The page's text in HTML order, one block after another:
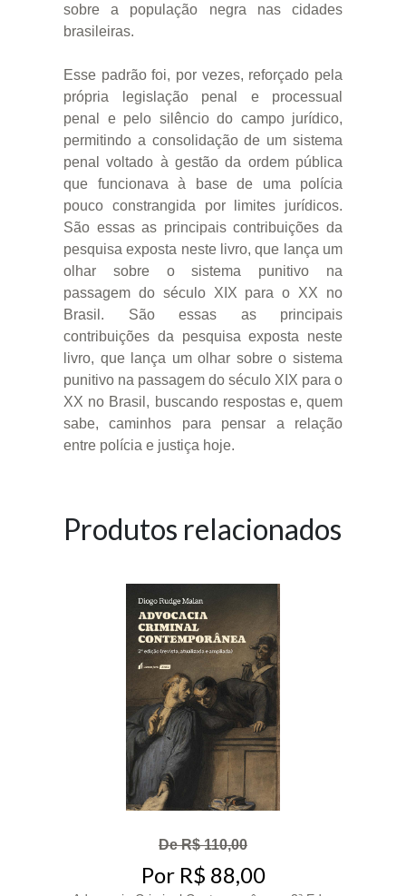
sobre a população negra nas cidades
brasileiras.
Esse padrão foi, por vezes, reforçado pela
própria legislação penal e processual
penal e pelo silêncio do campo jurídico,
permitindo a consolidação de um sistema
penal voltado à gestão da ordem pública
que funcionava à base de uma polícia
pouco constrangida por limites jurídicos.
São essas as principais contribuições da
pesquisa exposta neste livro, que lança um
olhar sobre o sistema punitivo na
passagem do século XIX para o XX no
Brasil. São essas as principais
contribuições da pesquisa exposta neste
livro, que lança um olhar sobre o sistema
punitivo na passagem do século XIX para o
XX no Brasil, buscando respostas e, quem
sabe, caminhos para pensar a relação
entre polícia e justiça hoje.
Produtos relacionados
De R$ 110,00
Por R$ 88,00